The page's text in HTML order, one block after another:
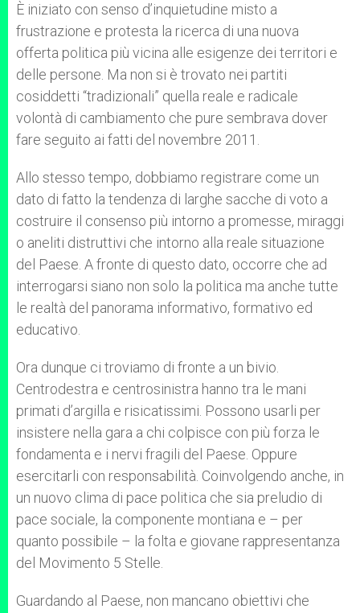
È iniziato con senso d’inquietudine misto a
frustrazione e protesta la ricerca di una nuova
offerta politica più vicina alle esigenze dei territori e
delle persone. Ma non si è trovato nei partiti
cosiddetti “tradizionali” quella reale e radicale
volontà di cambiamento che pure sembrava dover
fare seguito ai fatti del novembre 2011.
Allo stesso tempo, dobbiamo registrare come un
dato di fatto la tendenza di larghe sacche di voto a
costruire il consenso più intorno a promesse, miraggi
o aneliti distruttivi che intorno alla reale situazione
del Paese. A fronte di questo dato, occorre che ad
interrogarsi siano non solo la politica ma anche tutte
le realtà del panorama informativo, formativo ed
educativo.
Ora dunque ci troviamo di fronte a un bivio.
Centrodestra e centrosinistra hanno tra le mani
primati d’argilla e risicatissimi. Possono usarli per
insistere nella gara a chi colpisce con più forza le
fondamenta e i nervi fragili del Paese. Oppure
esercitarli con responsabilità. Coinvolgendo anche, in
un nuovo clima di pace politica che sia preludio di
pace sociale, la componente montiana e – per
quanto possibile – la folta e giovane rappresentanza
del Movimento 5 Stelle.
Guardando al Paese, non mancano obiettivi che